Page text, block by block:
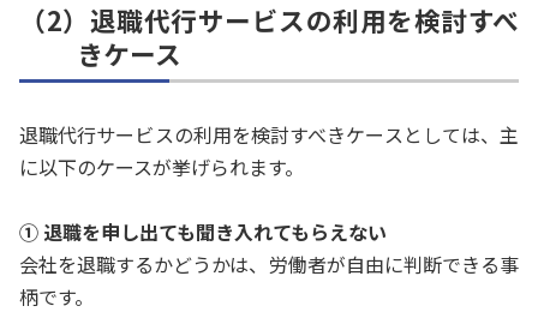
（2）退職代行サービスの利用を検討すべ
きケース
退職代行サービスの利用を検討すべきケースとしては、主
に以下のケースが挙げられます。
① 退職を申し出ても聞き入れてもらえない
会社を退職するかどうかは、労働者が自由に判断できる事
柄です。